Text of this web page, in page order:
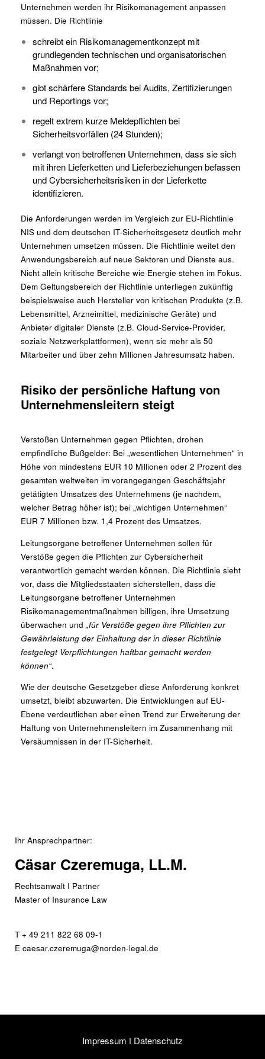
Unternehmen werden ihr Risikomanagement anpassen
müssen. Die Richtlinie
schreibt ein Risikomanagementkonzept mit
grundlegenden technischen und organisatorischen
Maßnahmen vor;
gibt schärfere Standards bei Audits, Zertifizierungen
und Reportings vor;
regelt extrem kurze Meldepflichten bei
Sicherheitsvorfällen (24 Stunden);
verlangt von betroffenen Unternehmen, dass sie sich
mit ihren Lieferketten und Lieferbeziehungen befassen
und Cybersicherheitsrisiken in der Lieferkette
identifizieren.
Die Anforderungen werden im Vergleich zur EU-Richtlinie
NIS und dem deutschen IT-Sicherheitsgesetz deutlich mehr
Unternehmen umsetzen müssen. Die Richtlinie weitet den
Anwendungsbereich auf neue Sektoren und Dienste aus.
Nicht allein kritische Bereiche wie Energie stehen im Fokus.
Dem Geltungsbereich der Richtlinie unterliegen zukünftig
beispielsweise auch Hersteller von kritischen Produkte (z.B.
Lebensmittel, Arzneimittel, medizinische Geräte) und
Anbieter digitaler Dienste (z.B. Cloud-Service-Provider,
soziale Netzwerkplattformen), wenn sie mehr als 50
Mitarbeiter und über zehn Millionen Jahresumsatz haben.
Risiko der persönliche Haftung von
Unternehmensleitern steigt
Verstoßen Unternehmen gegen Pflichten, drohen
empfindliche Bußgelder: Bei „wesentlichen Unternehmen“ in
Höhe von mindestens EUR 10 Millionen oder 2 Prozent des
gesamten weltweiten im vorangegangen Geschäftsjahr
getätigten Umsatzes des Unternehmens (je nachdem,
welcher Betrag höher ist); bei „wichtigen Unternehmen“
EUR 7 Millionen bzw. 1,4 Prozent des Umsatzes.
Leitungsorgane betroffener Unternehmen sollen für
Verstöße gegen die Pflichten zur Cybersicherheit
verantwortlich gemacht werden können. Die Richtlinie sieht
vor, dass die Mitgliedsstaaten sicherstellen, dass die
Leitungsorgane betroffener Unternehmen
Risikomanagementmaßnahmen billigen, ihre Umsetzung
überwachen und „für Verstöße gegen ihre Pflichten zur
Gewährleistung der Einhaltung der in dieser Richtlinie
festgelegt Verpflichtungen haftbar gemacht werden
können“.
Wie der deutsche Gesetzgeber diese Anforderung konkret
umsetzt, bleibt abzuwarten. Die Entwicklungen auf EU-
Ebene verdeutlichen aber einen Trend zur Erweiterung der
Haftung von Unternehmensleitern im Zusammenhang mit
Versäumnissen in der IT-Sicherheit.
Ihr Ansprechpartner:
Cäsar Czeremuga, LL.M.
Rechtsanwalt I Partner
Master of Insurance Law
T + 49 211 822 68 09-1
E caesar.czeremuga@norden-legal.de
Impressum I Datenschutz